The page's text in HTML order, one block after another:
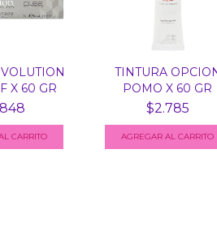
X 60 GR
TINTURA
POMO X 60 GR
$2.785